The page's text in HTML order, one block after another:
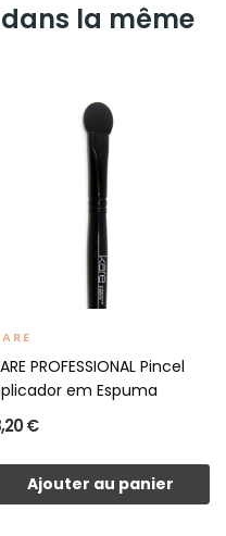
la même
PROFESSIONAL Pincel
em Espuma
€
Ajouter au panier